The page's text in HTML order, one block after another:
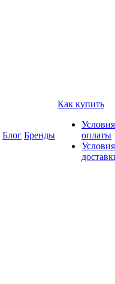
Блог Бренды
Как купить
Условия
оплаты
Условия